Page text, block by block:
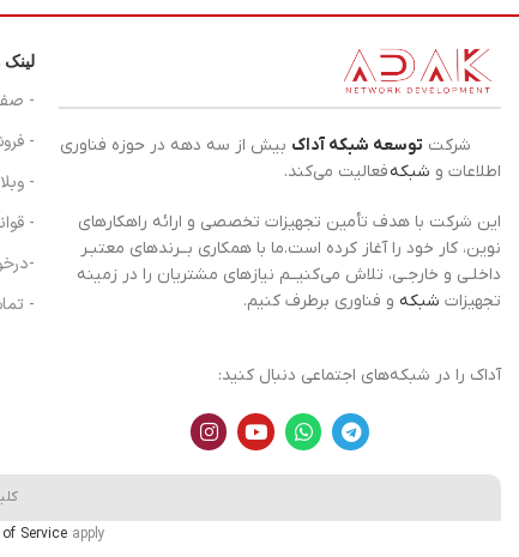
شرکت توسعه شبکه آداک بیش از سه دهه در حوزه فناوری
اطلاعات و شبکهفعالیت می‌کند.
این شرکت با هدف تأمین تجهیزات تخصصی و ارائه راهکارهای
نوین، کار خود را آغاز کرده است.ما با همکاری بــرندهای معتبـر
داخلـی و خارجـی، تلاش می‌کنیــم نیازهای مشتریان را در زمینه
تجهیزات شبکه و فناوری برطرف کنیم.
آداک را در شبکه‌های اجتماعی دنبال کنید:
-
-
-
-
-
-
Service apply.